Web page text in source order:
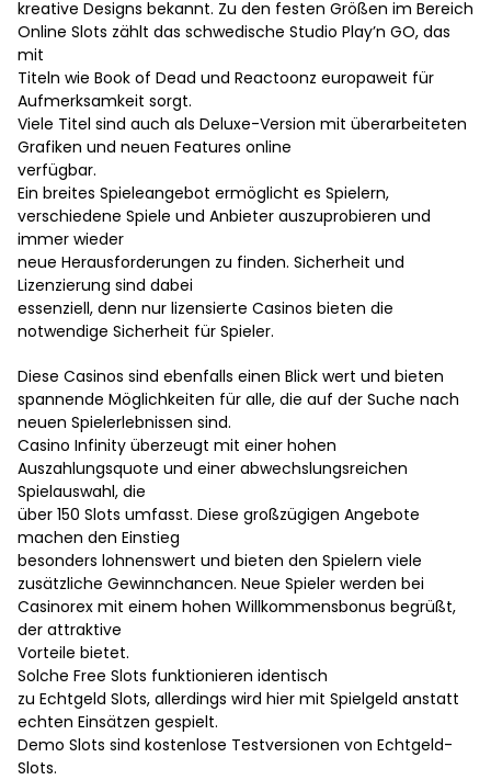
kreative Designs bekannt. Zu den festen Größen im Bereich
Online Slots zählt das schwedische Studio Play’n GO, das
mit
Titeln wie Book of Dead und Reactoonz europaweit für
Aufmerksamkeit sorgt.
Viele Titel sind auch als Deluxe-Version mit überarbeiteten
Grafiken und neuen Features online
verfügbar.
Ein breites Spieleangebot ermöglicht es Spielern,
verschiedene Spiele und Anbieter auszuprobieren und
immer wieder
neue Herausforderungen zu finden. Sicherheit und
Lizenzierung sind dabei
essenziell, denn nur lizensierte Casinos bieten die
notwendige Sicherheit für Spieler.
Diese Casinos sind ebenfalls einen Blick wert und bieten
spannende Möglichkeiten für alle, die auf der Suche nach
neuen Spielerlebnissen sind.
Casino Infinity überzeugt mit einer hohen
Auszahlungsquote und einer abwechslungsreichen
Spielauswahl, die
über 150 Slots umfasst. Diese großzügigen Angebote
machen den Einstieg
besonders lohnenswert und bieten den Spielern viele
zusätzliche Gewinnchancen. Neue Spieler werden bei
Casinorex mit einem hohen Willkommensbonus begrüßt,
der attraktive
Vorteile bietet.
Solche Free Slots funktionieren identisch
zu Echtgeld Slots, allerdings wird hier mit Spielgeld anstatt
echten Einsätzen gespielt.
Demo Slots sind kostenlose Testversionen von Echtgeld-
Slots.